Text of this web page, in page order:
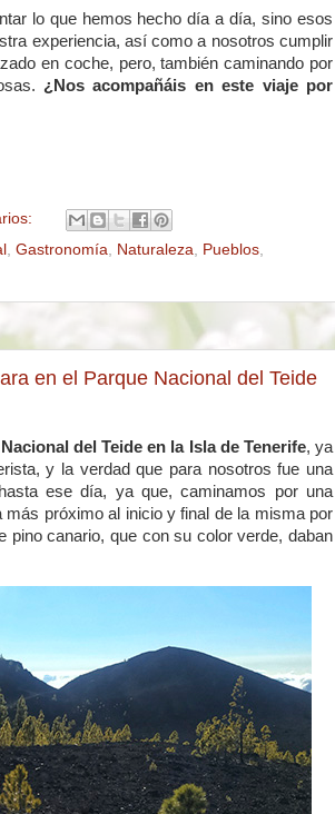
lo que hemos hecho día a día, sino esos
experiencia, así como a nosotros cumplir
en coche, pero, también caminando por
¿Nos acompañáis en este viaje por
, Gastronomía, Naturaleza, Pueblos,
en el Parque Nacional del Teide
del Teide en la Isla de Tenerife, ya
y la verdad que para nosotros fue una
ese día, ya que, caminamos por una
próximo al inicio y final de la misma por
pino canario, que con su color verde, daban